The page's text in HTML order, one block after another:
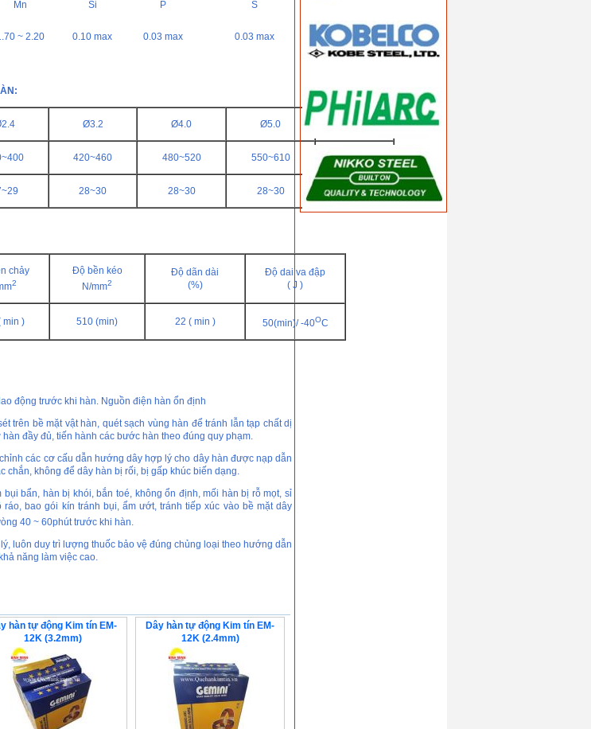
Mn Si P S
~ 2.20 0.10 max 0.03 max 0.03 max
Ø3.2 Ø4.0 Ø5.0 Ø2.4
420~460 480~520 550~610 350~400
28~30 28~30 28~30 27~29
chảy
2
Độ bền kéo
N/mm2
Độ dãn dài
(%)
Độ dai va đập
( J )
min ) 510 (min) 22 ( min ) 50(min)/ -40OC
động trước khi hàn. Nguồn điện hàn ổn định
trên bề mặt vật hàn, quét sạch vùng hàn để tránh lẫn tạp chất dị
đầy đủ, tiến hành các bước hàn theo đúng quy phạm.
các cơ cấu dẫn hướng dây hợp lý cho dây hàn được nạp dẫn
chắn, không để dây hàn bị rối, bị gấp khúc biến dạng.
bẩn, hàn bị khói, bắn toé, không ổn định, mối hàn bị rỗ mọt, sỉ
bao gói kín tránh bụi, ẩm ướt, tránh tiếp xúc vào bề mặt dây
40 ~ 60phút trước khi hàn.
luôn duy trì lượng thuốc bảo vệ đúng chủng loại theo hướng dẫn
năng làm việc cao.
hàn tự động Kim tín EM-
12K (3.2mm)
Dây hàn tự động Kim tín EM-
12K (2.4mm)